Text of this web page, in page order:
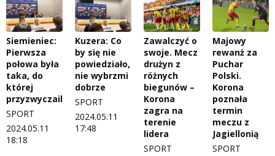
Siemieniec:
Pierwsza
połowa była
taka, do
której
przyzwyczailiśmy
SPORT
2024.05.11
18:18
Kuzera: Co
by się nie
powiedziało,
nie wybrzmi
dobrze
SPORT
2024.05.11
17:48
Zawalczyć o
swoje. Mecz
drużyn z
różnych
biegunów –
Korona
zagra na
terenie
lidera
SPORT
Majowy
rewanż za
Puchar
Polski.
Korona
poznała
termin
meczu z
Jagiellonią
SPORT